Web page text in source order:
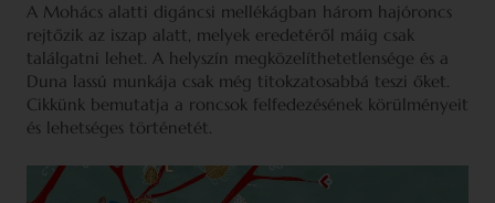
A Mohács alatti digáncsi mellékágban három hajóroncs
rejtőzik az iszap alatt, melyek eredetéről máig csak
találgatni lehet. A helyszín megközelíthetetlensége és a
Duna lassú munkája csak még titokzatosabbá teszi őket.
Cikkünk bemutatja a roncsok felfedezésének körülményeit
és lehetséges történetét.